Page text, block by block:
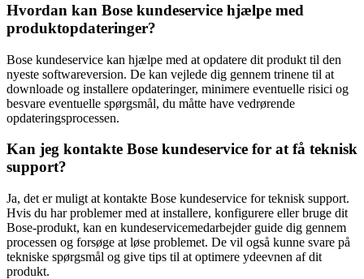
Hvordan kan Bose kundeservice hjælpe med
produktopdateringer?
Bose kundeservice kan hjælpe med at opdatere dit produkt til den
nyeste softwareversion. De kan vejlede dig gennem trinene til at
downloade og installere opdateringer, minimere eventuelle risici og
besvare eventuelle spørgsmål, du måtte have vedrørende
opdateringsprocessen.
Kan jeg kontakte Bose kundeservice for at få teknisk
support?
Ja, det er muligt at kontakte Bose kundeservice for teknisk support.
Hvis du har problemer med at installere, konfigurere eller bruge dit
Bose-produkt, kan en kundeservicemedarbejder guide dig gennem
processen og forsøge at løse problemet. De vil også kunne svare på
tekniske spørgsmål og give tips til at optimere ydeevnen af dit
produkt.